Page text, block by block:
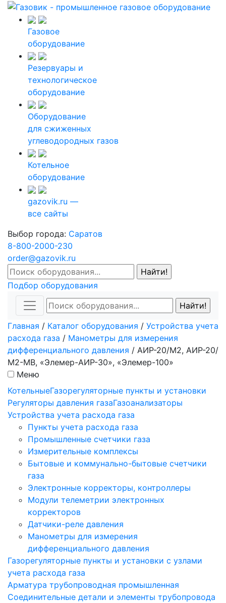
Газовое
оборудование
Резервуары и
технологическое
оборудование
Оборудование
для сжиженных
углеводородных газов
Котельное
оборудование
gazovik.ru —
все сайты
Выбор города: Саратов
8-800-2000-230
order@gazovik.ru
Подбор оборудования
Главная / Каталог оборудования / Устройства учета
расхода газа / Манометры для измерения
дифференциального давления / АИР-20/М2, АИР-20/
М2-MB, «Элемер-АИР-30», «Элемер-100»
Меню
КотельныеГазорегуляторные пункты и установки
Регуляторы давления газаГазоанализаторы
Устройства учета расхода газа
Пункты учета расхода газа
Промышленные счетчики газа
Измерительные комплексы
Бытовые и коммунально-бытовые счетчики
газа
Электронные корректоры, контроллеры
Модули телеметрии электронных
корректоров
Датчики-реле давления
Манометры для измерения
дифференциального давления
Газорегуляторные пункты и установки с узлами
учета расхода газа
Арматура трубопроводная промышленная
Соединительные детали и элементы трубопровода